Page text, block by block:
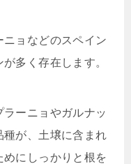
ョなどのスペイン
多く存在します。
ーニョやガルナッ
が、土壌に含まれ
にしっかりと根を